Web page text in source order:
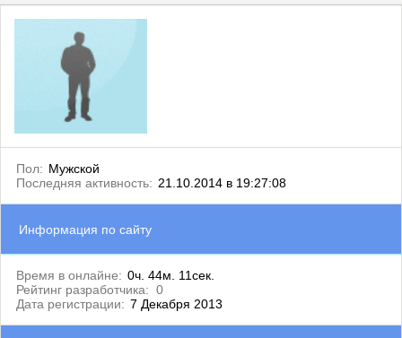
Пол: Мужской
Последняя активность: 21.10.2014 в 19:27:08
Информация по сайту
Время в онлайне: 0ч. 44м. 11сек.
Рейтинг разработчика: 0
Дата регистрации: 7 Декабря 2013